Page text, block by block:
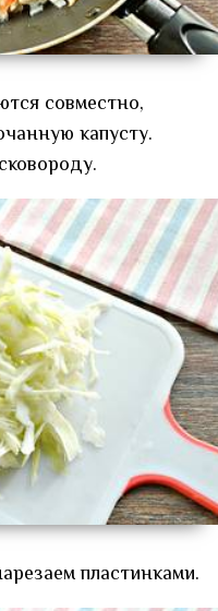
совместно,
капусту.
пластинками.